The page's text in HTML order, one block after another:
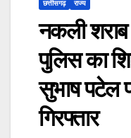
छत्तीसगढ़ राज्य
नकली शराब
पुलिस का
सुभाष पटेल
गिरफ्तार